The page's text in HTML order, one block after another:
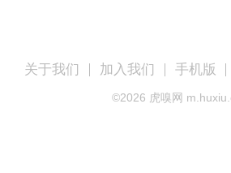
关于我们 加入我们 手机版
©2026 虎嗅网